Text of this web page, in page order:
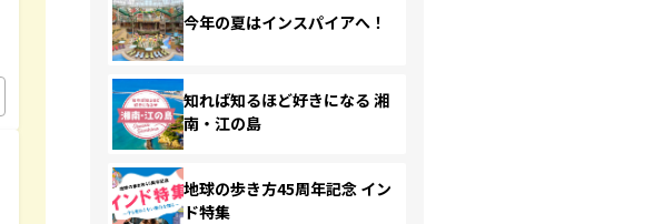
今年の夏はインスパイアへ！
知れば知るほど好きになる 湘
南・江の島
地球の歩き方45周年記念 イン
ド特集